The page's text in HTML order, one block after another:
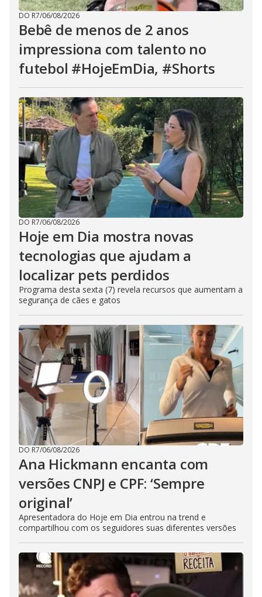
DO R7/06/08/2026
Bebê de menos de 2 anos
impressiona com talento no
futebol #HojeEmDia, #Shorts
DO R7/06/08/2026
Hoje em Dia mostra novas
tecnologias que ajudam a
localizar pets perdidos
Programa desta sexta (7) revela recursos que aumentam a
segurança de cães e gatos
DO R7/06/08/2026
Ana Hickmann encanta com
versões CNPJ e CPF: ‘Sempre
original’
Apresentadora do Hoje em Dia entrou na trend e
compartilhou com os seguidores suas diferentes versões